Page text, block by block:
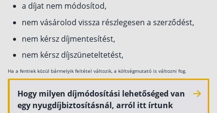
a díjat nem módosítod,
nem vásárolod vissza részlegesen a szerződést,
nem kérsz díjmentesítést,
nem kérsz díjszüneteltetést,
Ha a fentiek közül bármelyik feltétel változik, a költségmutató is változni fog.
Hogy milyen díjmódosítási lehetőséged van
egy nyugdíjbiztosításnál, arról itt írtunk